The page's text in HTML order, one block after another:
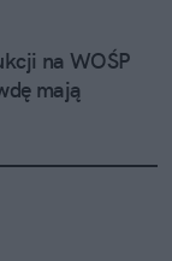
na WOŚP
mają